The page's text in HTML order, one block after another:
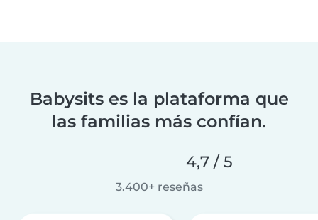
Babysits es la plataforma que
las familias más confían.
4,7 / 5
3.400+ reseñas